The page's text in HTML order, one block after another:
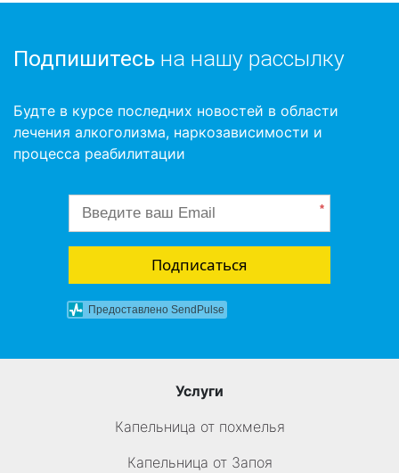
Подпишитесь на нашу рассылку
Будте в курсе последних новостей в области
лечения алкоголизма, наркозависимости и
процесса реабилитации
*
Подписаться
Предоставлено SendPulse
Услуги
Капельница от похмелья
Капельница от Запоя